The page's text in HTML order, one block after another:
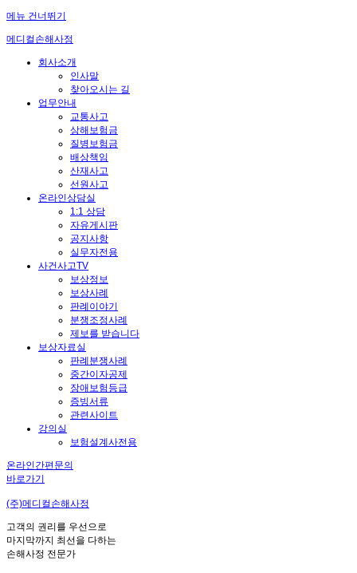
메뉴 건너뛰기
메디컬손해사정
회사소개
인사말
찾아오시는 길
업무안내
교통사고
상해보험금
질병보험금
배상책임
산재사고
선원사고
온라인상담실
1:1 상담
자유게시판
공지사항
실무자전용
사건사고TV
보상정보
보상사례
판례이야기
분쟁조정사례
제보를 받습니다
보상자료실
판례분쟁사례
중간이자공제
장애보험등급
증빙서류
관련사이트
강의실
보험설계사전용
온라인간편문의
바로가기
(주)메디컬손해사정
고객의 권리를 우선으로
마지막까지 최선을 다하는
손해사정 전문가